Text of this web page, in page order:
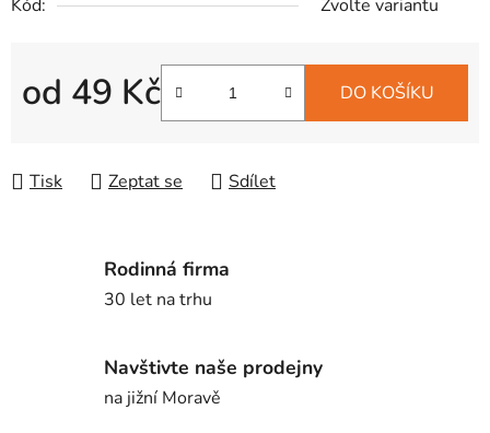
Kód:
Zvolte variantu
od 49 Kč DO KOŠÍKU
Tisk Zeptat se Sdílet
Rodinná firma
30 let na trhu
Navštivte naše prodejny
na jižní Moravě